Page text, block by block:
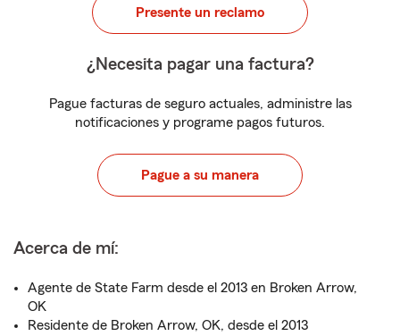
Presente un reclamo
¿Necesita pagar una factura?
Pague facturas de seguro actuales, administre las
notificaciones y programe pagos futuros.
Pague a su manera
Acerca de mí:
Agente de State Farm desde el 2013 en Broken Arrow,
OK
Residente de Broken Arrow, OK, desde el 2013